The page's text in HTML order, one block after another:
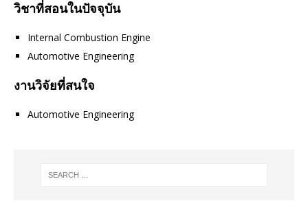
วิชาที่สอนในปัจจุบัน
Internal Combustion Engine
Automotive Engineering
งานวิจัยที่สนใจ
Automotive Engineering